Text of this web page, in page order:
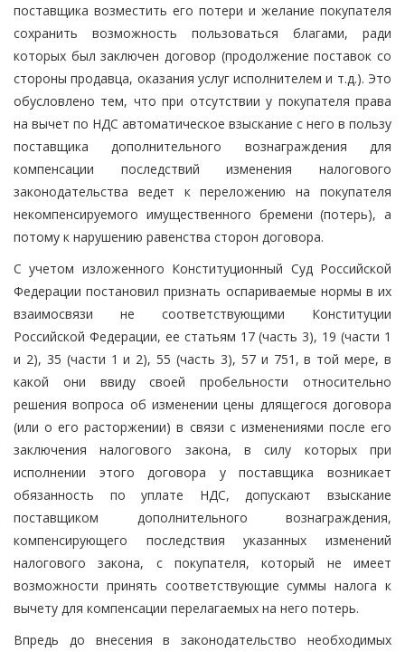
поставщика возместить его потери и желание покупателя
сохранить возможность пользоваться благами, ради
которых был заключен договор (продолжение поставок со
стороны продавца, оказания услуг исполнителем и т.д.). Это
обусловлено тем, что при отсутствии у покупателя права
на вычет по НДС автоматическое взыскание с него в пользу
поставщика дополнительного вознаграждения для
компенсации последствий изменения налогового
законодательства ведет к переложению на покупателя
некомпенсируемого имущественного бремени (потерь), а
потому к нарушению равенства сторон договора.
С учетом изложенного Конституционный Суд Российской
Федерации постановил признать оспариваемые нормы в их
взаимосвязи не соответствующими Конституции
Российской Федерации, ее статьям 17 (часть 3), 19 (части 1
и 2), 35 (части 1 и 2), 55 (часть 3), 57 и 751, в той мере, в
какой они ввиду своей пробельности относительно
решения вопроса об изменении цены длящегося договора
(или о его расторжении) в связи с изменениями после его
заключения налогового закона, в силу которых при
исполнении этого договора у поставщика возникает
обязанность по уплате НДС, допускают взыскание
поставщиком дополнительного вознаграждения,
компенсирующего последствия указанных изменений
налогового закона, с покупателя, который не имеет
возможности принять соответствующие суммы налога к
вычету для компенсации перелагаемых на него потерь.
Впредь до внесения в законодательство необходимых